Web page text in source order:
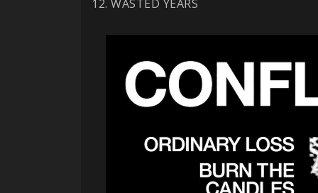
12. WASTED YEARS